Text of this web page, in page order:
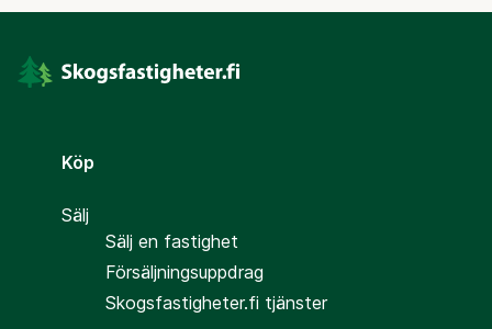
Köp
Sälj
Sälj en fastighet
Försäljningsuppdrag
Skogsfastigheter.fi tjänster